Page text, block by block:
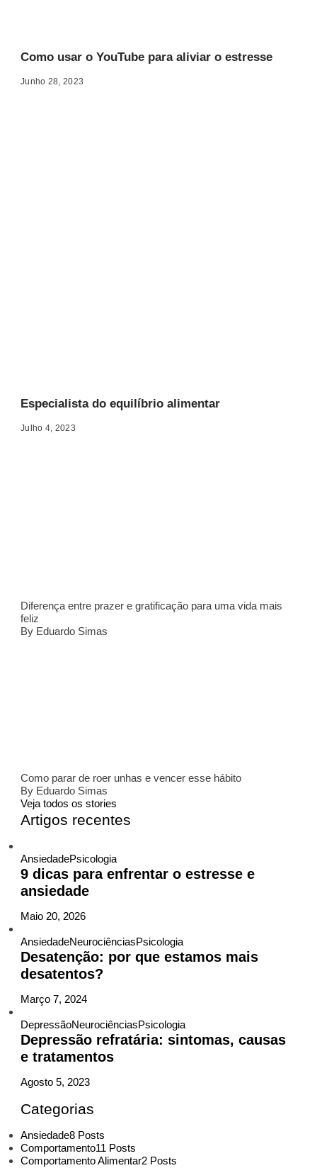
Como usar o YouTube para aliviar o estresse
Junho 28, 2023
Especialista do equilíbrio alimentar
Julho 4, 2023
Diferença entre prazer e gratificação para uma vida mais
feliz
By Eduardo Simas
Como parar de roer unhas e vencer esse hábito
By Eduardo Simas
Veja todos os stories
Artigos recentes
AnsiedadePsicologia
9 dicas para enfrentar o estresse e
ansiedade
Maio 20, 2026
AnsiedadeNeurociênciasPsicologia
Desatenção: por que estamos mais
desatentos?
Março 7, 2024
DepressãoNeurociênciasPsicologia
Depressão refratária: sintomas, causas
e tratamentos
Agosto 5, 2023
Categorias
Ansiedade8 Posts
Comportamento11 Posts
Comportamento Alimentar2 Posts